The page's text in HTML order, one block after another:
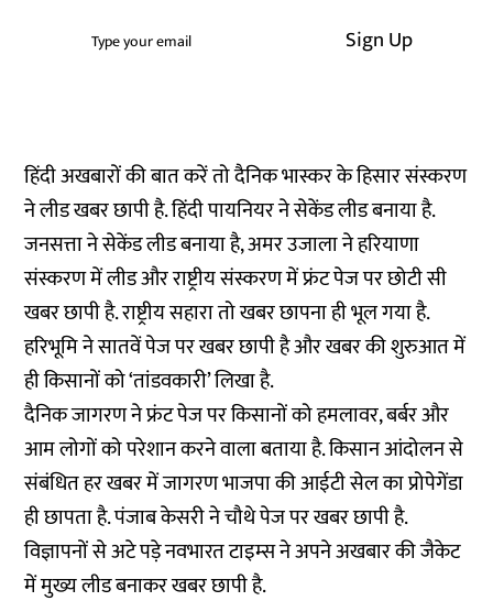
Sign Up
हिंदी अखबारों की बात करें तो दैनिक भास्कर के हिसार संस्करण
ने लीड खबर छापी है. हिंदी पायनियर ने सेकेंड लीड बनाया है.
जनसत्ता ने सेकेंड लीड बनाया है, अमर उजाला ने हरियाणा
संस्करण में लीड और राष्ट्रीय संस्करण में फ्रंट पेज पर छोटी सी
खबर छापी है. राष्ट्रीय सहारा तो खबर छापना ही भूल गया है.
हरिभूमि ने सातवें पेज पर खबर छापी है और खबर की शुरुआत में
ही किसानों को ‘तांडवकारी’ लिखा है.
दैनिक जागरण ने फ्रंट पेज पर किसानों को हमलावर, बर्बर और
आम लोगों को परेशान करने वाला बताया है. किसान आंदोलन से
संबंधित हर खबर में जागरण भाजपा की आईटी सेल का प्रोपेगेंडा
ही छापता है. पंजाब केसरी ने चौथे पेज पर खबर छापी है.
विज्ञापनों से अटे पड़े नवभारत टाइम्स ने अपने अखबार की जैकेट
में मुख्य लीड बनाकर खबर छापी है.